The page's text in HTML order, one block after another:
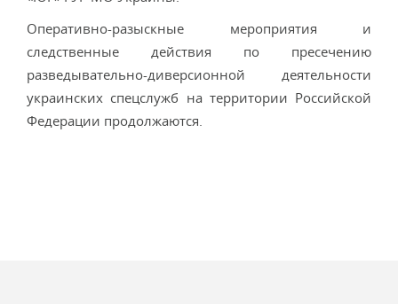
Оперативно-разыскные мероприятия и
следственные действия по пресечению
разведывательно-диверсионной деятельности
украинских спецслужб на территории Российской
Федерации продолжаются.